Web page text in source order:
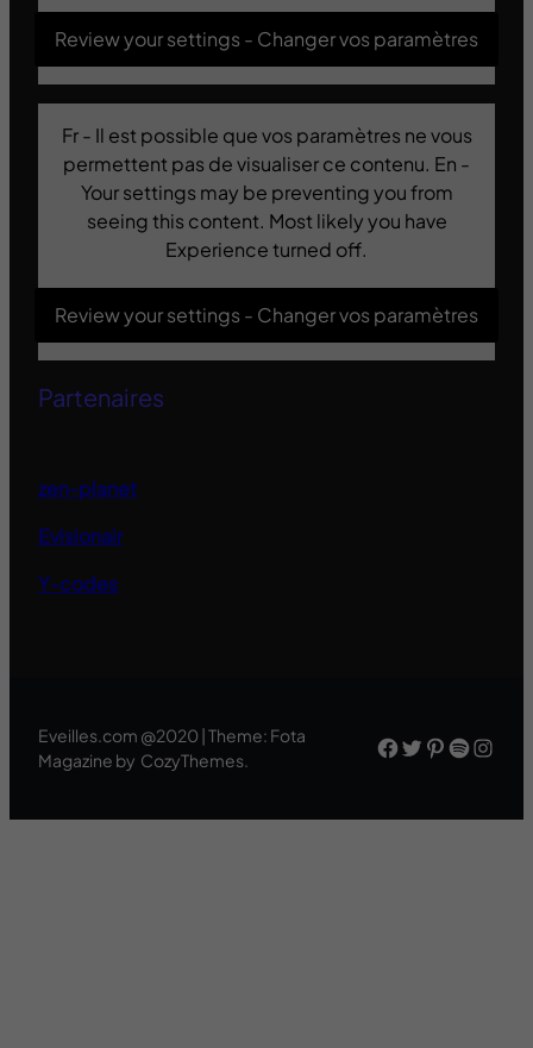
Review your settings - Changer vos paramètres
Fr - Il est possible que vos paramètres ne vous
permettent pas de visualiser ce contenu. En -
Your settings may be preventing you from
seeing this content. Most likely you have
Experience turned off.
Review your settings - Changer vos paramètres
Partenaires
zen-planet
Evisionair
Y-codes
Eveilles.com @2020 | Theme: Fota
Magazine by CozyThemes.
Facebook
Twitter